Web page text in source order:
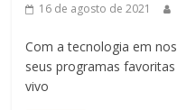
16 de agosto de 2021
Com a tecnologia em
seus programas
vivo